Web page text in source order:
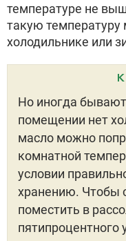
температуре не
такую температуру
холодильнике или
Но иногда
помещении нет
масло можно
комнатной
условии
хранению. Чтобы
поместить в
пятипроцентного